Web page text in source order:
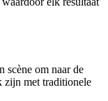
scène om naar de
zijn met traditionele